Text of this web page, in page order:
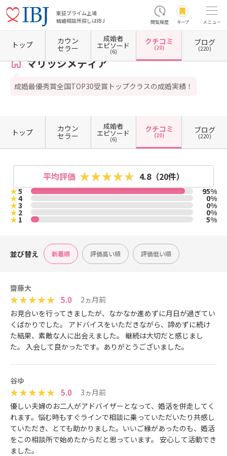
東証プライム上場
結婚相談所探しはIBJ
閲覧履歴 キープ メニュー
ホーム 宮城県の結婚相談所 宮城県仙台市 マリッジメディア クチコミ一覧
マリッジメディア
成婚最優秀賞全国TOP30受賞トップクラスの成婚実績！
トップ カウン
セラー
成婚者
エピソード
(6)
クチコミ
(20)
ブログ
(220)
トップ カウン
セラー
成婚者
エピソード
(6)
クチコミ
(20)
ブログ
(220)
平均評価 4.8（20件）
★5 95%
★4 0%
★3 0%
★2 0%
★1 5%
並び替え 新着順 評価高い順 評価低い順
齋藤大
5.0
2ヵ月前
お見合いを行ってきましたが、なかなか進めずに月日が過ぎてい
くばかりでした。 アドバイスをいただきながら、諦めずに続け
た結果、素敵な人に出会えました。 継続は大切だと感じまし
た。 入会して良かったです。ありがとうございました。
谷ゆ
5.0
3ヵ月前
優しい夫婦のお二人がアドバイザーとなって、婚活を併走してく
れます。悩む時もすぐラインで相談に乗っていただいたり共感し
ていただき、とても助かりました。いいご縁があったのも、婚活
をこの相談所で始めたからだと思っています。 安心して活動でき
ました。